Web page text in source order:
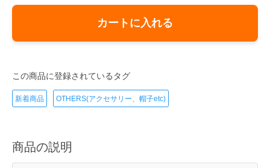
カートに入れる
この商品に登録されているタグ
新着商品 OTHERS(アクセサリー、帽子etc)
商品の説明